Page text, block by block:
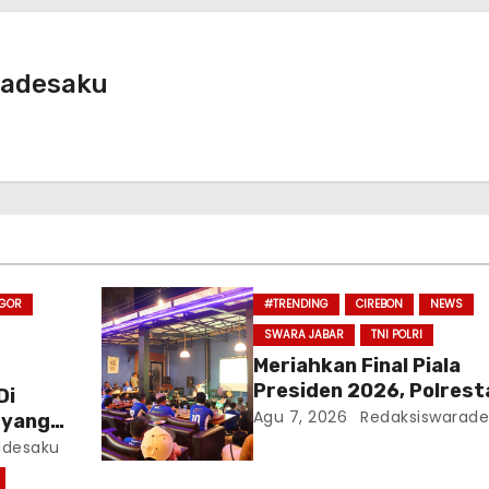
#TRENDING CIREBON
NEWS
SWARA JABAR
TNI POLRI
Meriahkan Final Piala
Presiden 2026,
Cirebon Gelar Nobar
vs Persebaya Dan
Motor Listrik
Agu 7, 2026